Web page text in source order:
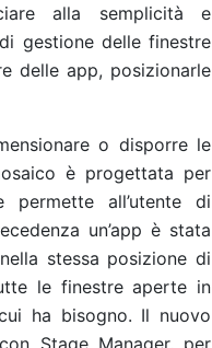
alla semplicità e
gestione delle finestre
delle app, posizionarle
o disporre le
è progettata per
all’utente di
un’app è stata
stessa posizione di
le finestre aperte in
ha bisogno. Il nuovo